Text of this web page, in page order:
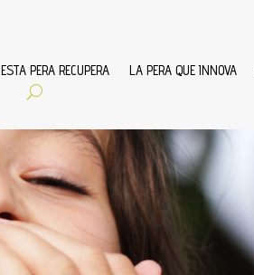
ESTA PERA RECUPERA LA PERA QUE INNOVA